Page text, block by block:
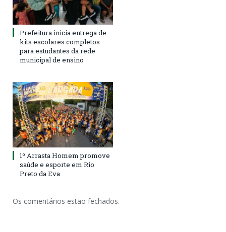
Prefeitura inicia entrega de
kits escolares completos
para estudantes da rede
municipal de ensino
1º Arrasta Homem promove
saúde e esporte em Rio
Preto da Eva
Os comentários estão fechados.